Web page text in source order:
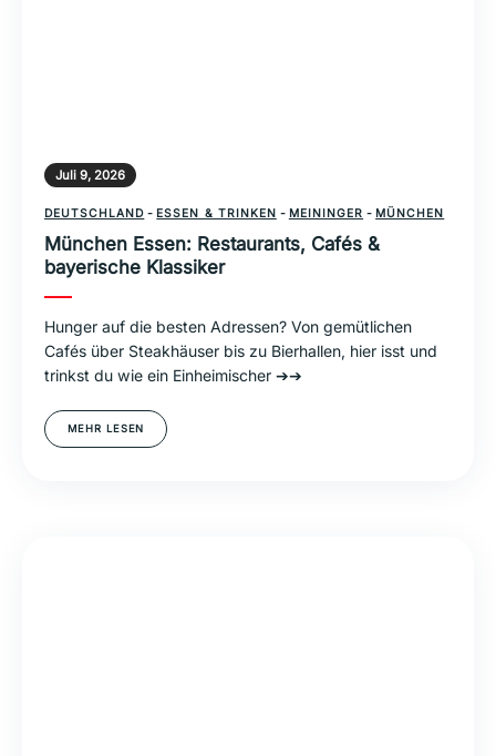
Juli 9, 2026
DEUTSCHLAND - ESSEN & TRINKEN - MEININGER - MÜNCHEN
München Essen: Restaurants, Cafés &
bayerische Klassiker
Hunger auf die besten Adressen? Von gemütlichen
Cafés über Steakhäuser bis zu Bierhallen, hier isst und
trinkst du wie ein Einheimischer ➔➔
MEHR LESEN